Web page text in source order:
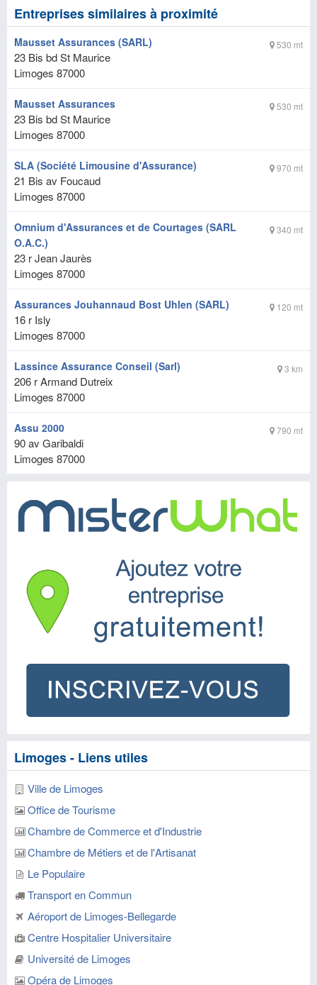
Entreprises similaires à proximité
530 mt
Mausset Assurances (SARL)
23 Bis bd St Maurice
Limoges 87000
530 mt
Mausset Assurances
23 Bis bd St Maurice
Limoges 87000
970 mt
SLA (Société Limousine d'Assurance)
21 Bis av Foucaud
Limoges 87000
340 mt
Omnium d'Assurances et de Courtages (SARL
O.A.C.)
23 r Jean Jaurès
Limoges 87000
120 mt
Assurances Jouhannaud Bost Uhlen (SARL)
16 r Isly
Limoges 87000
3 km
Lassince Assurance Conseil (Sarl)
206 r Armand Dutreix
Limoges 87000
790 mt
Assu 2000
90 av Garibaldi
Limoges 87000
Limoges - Liens utiles
Ville de Limoges
Office de Tourisme
Chambre de Commerce et d'Industrie
Chambre de Métiers et de l'Artisanat
Le Populaire
Transport en Commun
Aéroport de Limoges-Bellegarde
Centre Hospitalier Universitaire
Université de Limoges
Opéra de Limoges